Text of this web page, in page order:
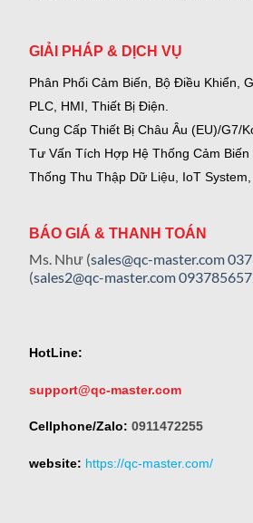
GIẢI PHÁP & DỊCH VỤ
Phân Phối Cảm Biến, Bộ Điều Khiển,
PLC, HMI, Thiết Bị Điện.
Cung Cấp Thiết Bị Châu Âu (EU)/G7/
Tư Vấn Tích Hợp Hệ Thống Cảm
Thống Thu Thập Dữ Liệu, IoT System,
BÁO GIÁ & THANH TOÁN
Ms. Như (sales@qc-master.com
(sales2@qc-master.com
HotLine:
support@qc-master.com
Cellphone/Zalo: 0911472255
website: https://qc-master.com/